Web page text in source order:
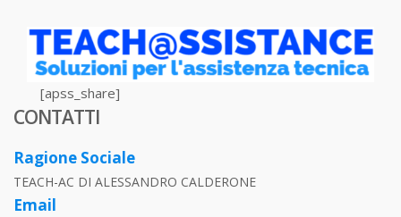
[apss_share]
CONTATTI
Ragione Sociale
TEACH-AC DI ALESSANDRO CALDERONE
Email